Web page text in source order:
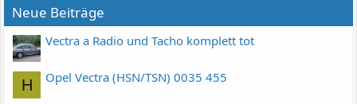
Neue Beiträge
Vectra a Radio und Tacho komplett tot
H Opel Vectra (HSN/TSN) 0035 455